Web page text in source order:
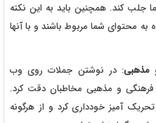
جلب کند. همچنین باید به این نکته
محتوای شما مربوط باشند و با آنها
مذهبی: در نوشتن جملات روی وب
و مذهبی مخاطبان دقت کرد.
تحریک آمیز خودداری کرد و از هرگونه